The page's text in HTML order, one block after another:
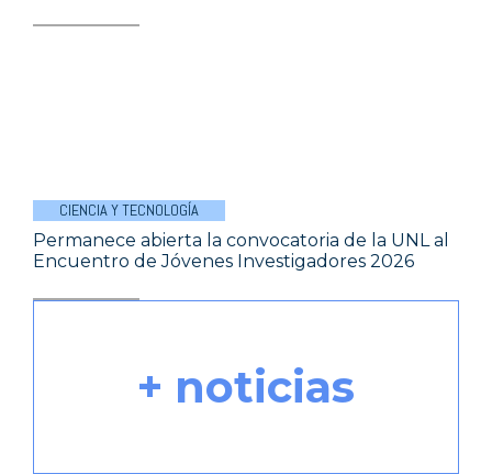
CIENCIA Y TECNOLOGÍA
Permanece abierta la convocatoria de la UNL al
Encuentro de Jóvenes Investigadores 2026
+ noticias